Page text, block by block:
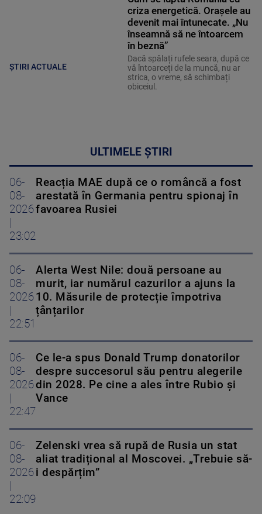
ȘTIRI ACTUALE
criza energetică. Orașele au
devenit mai întunecate. „Nu
înseamnă să ne întoarcem
în beznă”
Dacă spălați rufele seara, după ce
vă întoarceți de la muncă, nu ar
strica, o vreme, să schimbați
obiceiul.
ULTIMELE ȘTIRI
06-
08-
2026
23:02
Reacția MAE după ce o româncă a fost
arestată în Germania pentru spionaj în
favoarea Rusiei
06-
08-
2026
22:51
Alerta West Nile: două persoane au
murit, iar numărul cazurilor a ajuns la
10. Măsurile de protecție împotriva
țânțarilor
06-
08-
2026
22:47
Ce le-a spus Donald Trump donatorilor
despre succesorul său pentru alegerile
din 2028. Pe cine a ales între Rubio și
Vance
06-
08-
2026
22:09
Zelenski vrea să rupă de Rusia un stat
aliat tradițional al Moscovei. „Trebuie să-
i despărțim”